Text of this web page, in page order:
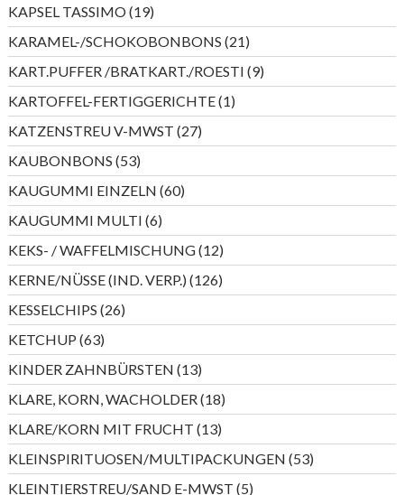
KAPSEL TASSIMO 1919
Produkte
KARAMEL-/SCHOKOBONBONS 2121
Produkte
KART.PUFFER /BRATKART./ROESTI 99
Produkte
KARTOFFEL-FERTIGGERICHTE 11
Produkt
KATZENSTREU V-MWST 2727
Produkte
KAUBONBONS 5353
Produkte
KAUGUMMI EINZELN 6060
Produkte
KAUGUMMI MULTI 66
Produkte
KEKS- / WAFFELMISCHUNG 1212
Produkte
KERNE/NÜSSE (IND. VERP.) 126126
Produkte
KESSELCHIPS 2626
Produkte
KETCHUP 6363
Produkte
KINDER ZAHNBÜRSTEN 1313
Produkte
KLARE, KORN, WACHOLDER 1818
Produkte
KLARE/KORN MIT FRUCHT 1313
Produkte
KLEINSPIRITUOSEN/MULTIPACKUNGEN 5353
Produkte
KLEINTIERSTREU/SAND E-MWST 55